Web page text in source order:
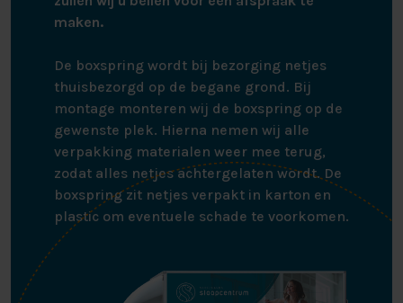
maken.
De boxspring wordt bij bezorging netjes
thuisbezorgd op de begane grond. Bij
montage monteren wij de boxspring op de
gewenste plek. Hierna nemen wij alle
verpakking materialen weer mee terug,
zodat alles netjes achtergelaten wordt. De
boxspring zit netjes verpakt in karton en
plastic om eventuele schade te voorkomen.